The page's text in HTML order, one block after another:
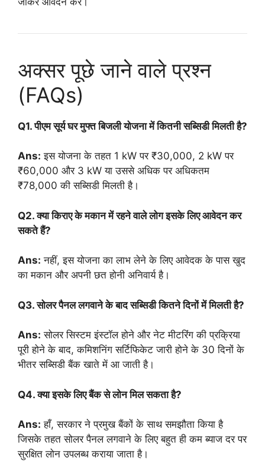
अक्सर पूछे जाने वाले प्रश्न
(FAQs)
Q1. पीएम सूर्य घर मुफ्त बिजली योजना में कितनी सब्सिडी मिलती है?
Ans: इस योजना के तहत 1 kW पर ₹30,000, 2 kW पर
₹60,000 और 3 kW या उससे अधिक पर अधिकतम
₹78,000 की सब्सिडी मिलती है।
Q2. क्या किराए के मकान में रहने वाले लोग इसके लिए आवेदन कर
सकते हैं?
Ans: नहीं, इस योजना का लाभ लेने के लिए आवेदक के पास खुद
का मकान और अपनी छत होनी अनिवार्य है।
Q3. सोलर पैनल लगवाने के बाद सब्सिडी कितने दिनों में मिलती है?
Ans: सोलर सिस्टम इंस्टॉल होने और नेट मीटरिंग की प्रक्रिया
पूरी होने के बाद, कमिशनिंग सर्टिफिकेट जारी होने के 30 दिनों के
भीतर सब्सिडी बैंक खाते में आ जाती है।
Q4. क्या इसके लिए बैंक से लोन मिल सकता है?
Ans: हाँ, सरकार ने प्रमुख बैंकों के साथ समझौता किया है
जिसके तहत सोलर पैनल लगवाने के लिए बहुत ही कम ब्याज दर पर
सुरक्षित लोन उपलब्ध कराया जाता है।